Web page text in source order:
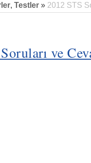
, Testler » 2012 STS
ve